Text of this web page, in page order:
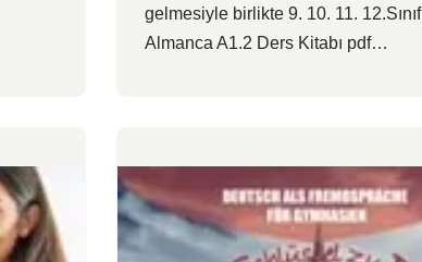
gelmesiyle birlikte 9. 10. 11. 12.Sınıf
Almanca A1.2 Ders Kitabı pdf…